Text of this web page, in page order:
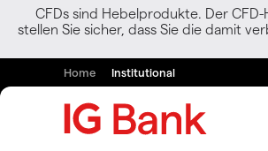
CFDs sind Hebelprodukte. Der
stellen Sie sicher, dass Sie die damit
Home Institutional